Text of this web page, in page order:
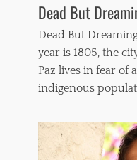
Dead But
Dead But
year is 1805, the
Paz lives in fear of
indigenous